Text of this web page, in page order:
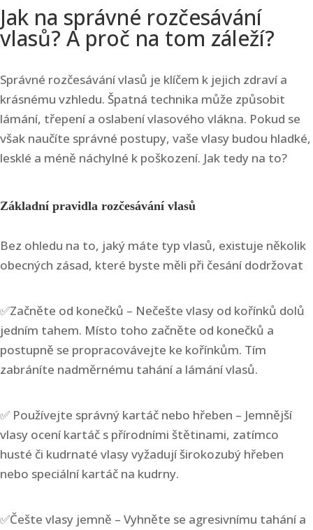
Jak na správné rozčesávání
vlasů? A proč na tom záleží?
Správné rozčesávání vlasů je klíčem k jejich zdraví a
krásnému vzhledu. Špatná technika může způsobit
lámání, třepení a oslabení vlasového vlákna. Pokud se
však naučíte správné postupy, vaše vlasy budou hladké,
lesklé a méně náchylné k poškození. Jak tedy na to?
Základní pravidla rozčesávání vlasů
Bez ohledu na to, jaký máte typ vlasů, existuje několik
obecných zásad, které byste měli při česání dodržovat
✅Začněte od konečků – Nečešte vlasy od kořínků dolů
jedním tahem. Místo toho začněte od konečků a
postupně se propracovávejte ke kořínkům. Tím
zabráníte nadměrnému tahání a lámání vlasů.
✅ Používejte správný kartáč nebo hřeben – Jemnější
vlasy ocení kartáč s přírodními štětinami, zatímco
husté či kudrnaté vlasy vyžadují širokozubý hřeben
nebo speciální kartáč na kudrny.
✅Češte vlasy jemně – Vyhněte se agresivnímu tahání a